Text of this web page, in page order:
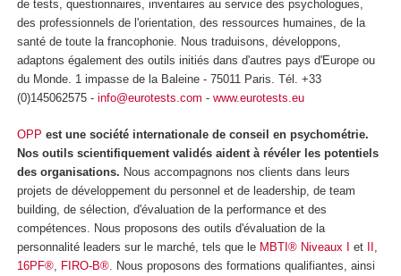
de tests, questionnaires, inventaires au service des psychologues,
des professionnels de l'orientation, des ressources humaines, de la
santé de toute la francophonie. Nous traduisons, développons,
adaptons également des outils initiés dans d'autres pays d'Europe ou
du Monde. 1 impasse de la Baleine - 75011 Paris. Tél. +33
(0)145062575 - info@eurotests.com - www.eurotests.eu
OPP est une société internationale de conseil en psychométrie.
Nos outils scientifiquement validés aident à révéler les potentiels
des organisations. Nous accompagnons nos clients dans leurs
projets de développement du personnel et de leadership, de team
building, de sélection, d'évaluation de la performance et des
compétences. Nous proposons des outils d'évaluation de la
personnalité leaders sur le marché, tels que le MBTI® Niveaux I et II
16PF® FIRO-B® . Nous proposons des formations qualifiantes, ainsi